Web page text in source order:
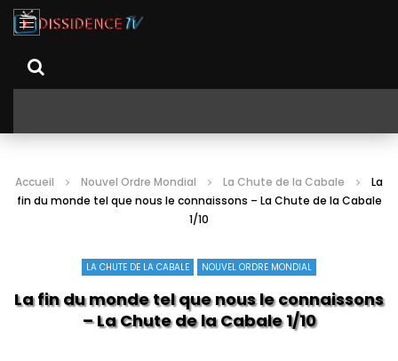
Accueil Nouvel Ordre Mondial La Chute de la Cabale
La
fin du monde tel que nous le connaissons – La Chute de la Cabale
1/10
LA CHUTE DE LA CABALE NOUVEL ORDRE MONDIAL
La fin du monde tel que nous le connaissons
– La Chute de la Cabale 1/10